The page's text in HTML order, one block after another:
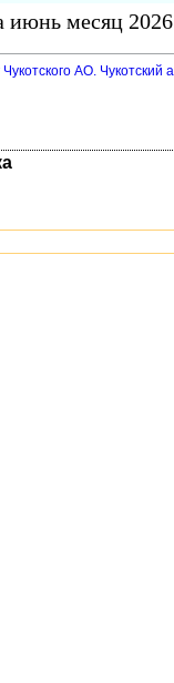
июнь месяц 2026
АО. Чукотский